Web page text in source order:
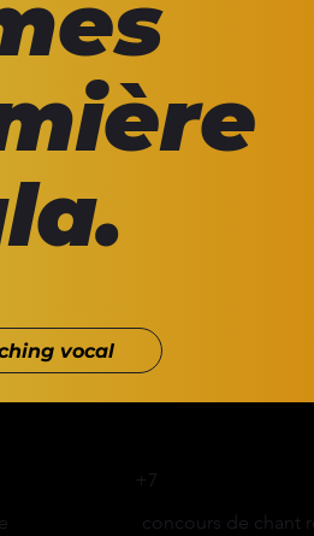
vocal
+7
concours de chant